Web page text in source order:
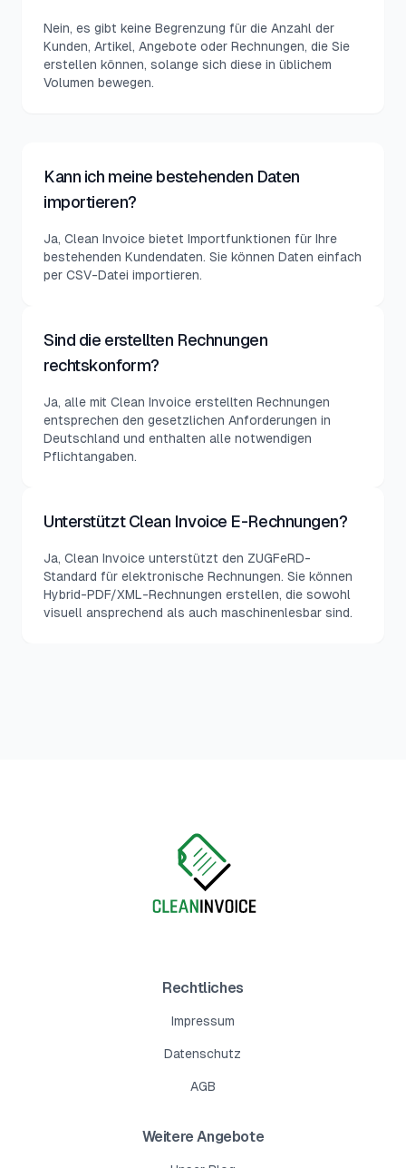
Nein, es gibt keine Begrenzung für die Anzahl der
Kunden, Artikel, Angebote oder Rechnungen, die Sie
erstellen können, solange sich diese in üblichem
Volumen bewegen.
Kann ich meine bestehenden Daten
importieren?
Ja, Clean Invoice bietet Importfunktionen für Ihre
bestehenden Kundendaten. Sie können Daten einfach
per CSV-Datei importieren.
Sind die erstellten Rechnungen
rechtskonform?
Ja, alle mit Clean Invoice erstellten Rechnungen
entsprechen den gesetzlichen Anforderungen in
Deutschland und enthalten alle notwendigen
Pflichtangaben.
Unterstützt Clean Invoice E-Rechnungen?
Ja, Clean Invoice unterstützt den ZUGFeRD-
Standard für elektronische Rechnungen. Sie können
Hybrid-PDF/XML-Rechnungen erstellen, die sowohl
visuell ansprechend als auch maschinenlesbar sind.
Rechtliches
Impressum
Datenschutz
AGB
Weitere Angebote